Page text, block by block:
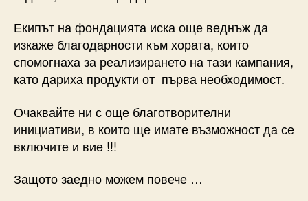
Екипът на фондацията иска още веднъж да
изкаже благодарности към хората, които
спомогнаха за реализирането на тази кампания,
като дариха продукти от първа необходимост.
Очаквайте ни с още благотворителни
инициативи, в които ще имате възможност да се
включите и вие !!!
Защото заедно можем повече …